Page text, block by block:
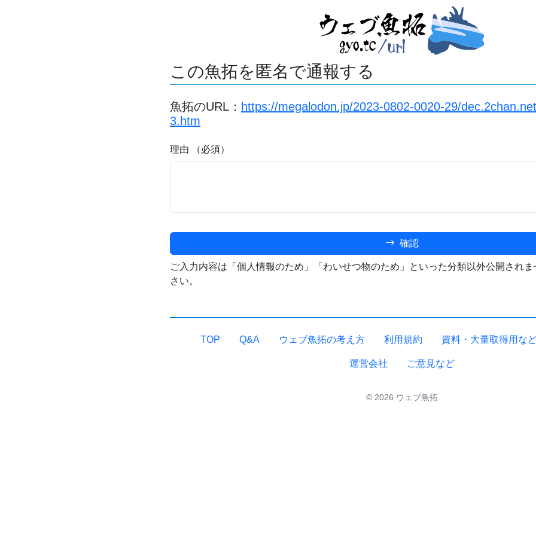
この魚拓を匿名で通報する
魚拓のURL： https://megalodon.jp/2023-0802-0020-29/
3.htm
理由 （必須）
確認
ご入力内容は「個人情報のため」「わいせつ物のため」といった分類以外公開され
さい。
TOP Q&A ウェブ魚拓の考え方 利用規約 資料・大量取得用な
運営会社 ご意見など
© 2026 ウェブ魚拓